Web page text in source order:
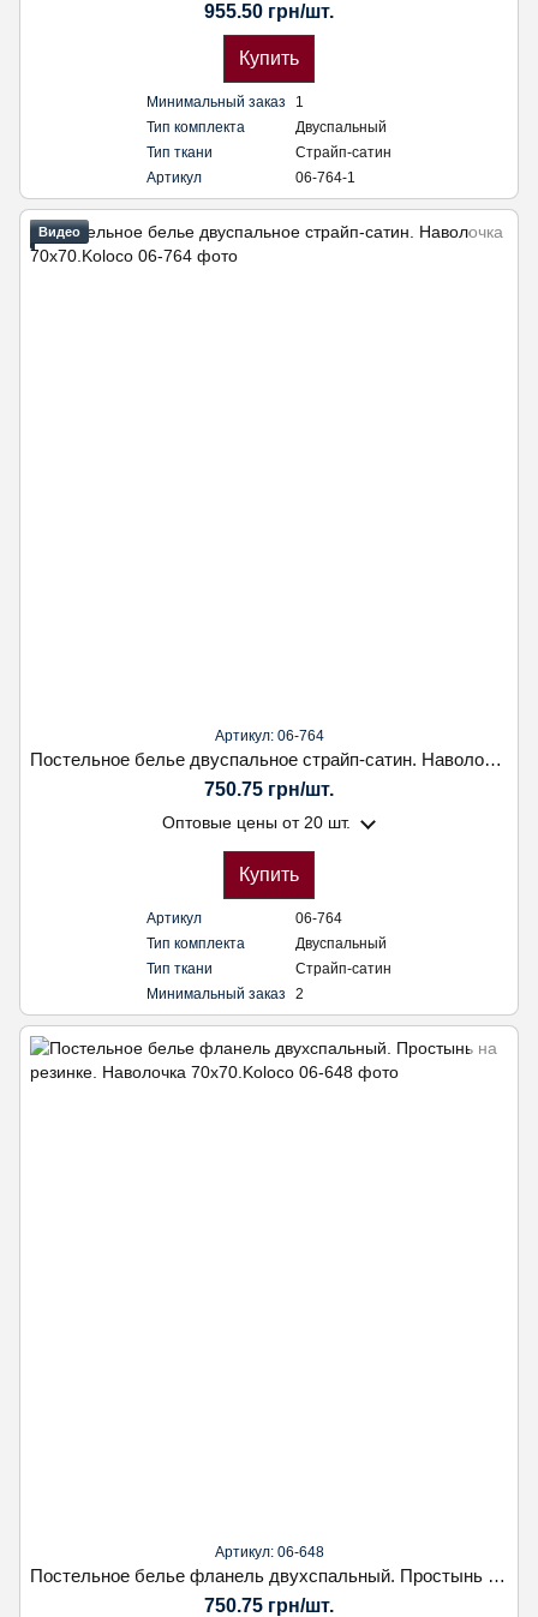
955.50 грн/шт.
Купить
Минимальный заказ
1
Тип комплекта
Двуспальный
Тип ткани
Страйп-сатин
Артикул
06-764-1
Видео
Артикул: 06-764
Постельное белье двуспальное страйп-сатин. Наволочка 70х70.Koloco
750.75 грн/шт.
Оптовые цены от 20 шт.
Купить
Артикул
06-764
Тип комплекта
Двуспальный
Тип ткани
Страйп-сатин
Минимальный заказ
2
Артикул: 06-648
Постельное белье фланель двухспальный. Простынь на резинке. Наволочка 70х70.Koloco
750.75 грн/шт.